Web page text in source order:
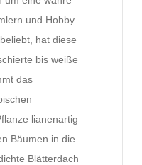
und Hobby
hat diese
bis weiße
das
lianenartig
Bäumen in die
Blätterdach